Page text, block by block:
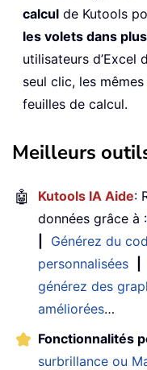
calcul de Kutools
les volets dans
utilisateurs d’Excel
seul clic, les
feuilles de calcul.
Meilleurs
🤖 Kutools IA Aide:
données grâce à :
Générez du
personnalisées
générez des
améliorées…
Fonctionnalités
surbrillance ou